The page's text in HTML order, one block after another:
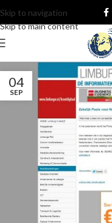
Skip to navigation
Skip to main content
04
SEP